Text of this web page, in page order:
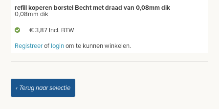
PRODUCT NIET GEVONDEN?
refill koperen borstel Becht met draad van 0,08mm dik
0,08mm dik
€ 3,87 Incl. BTW
Registreerof loginom te kunnen winkelen.
‹ Terug naar selectie